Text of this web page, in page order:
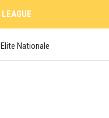
LEAGUE
Elite Nationale